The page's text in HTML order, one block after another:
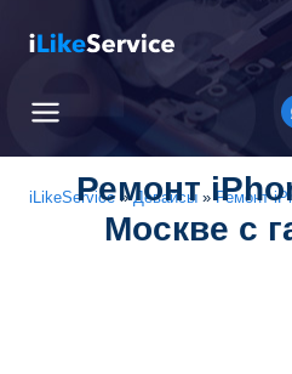
iLikeService»Девайсы »Ремонт
Ремонт
Москве с